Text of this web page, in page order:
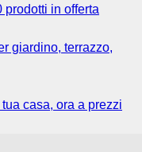
prodotti in offerta
giardino, terrazzo,
casa, ora a prezzi